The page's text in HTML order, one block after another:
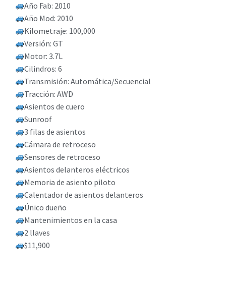
Año Fab: 2010
Año Mod: 2010
Kilometraje: 100,000
Versión: GT
Motor: 3.7L
Cilindros: 6
Transmisión: Automática/Secuencial
Tracción: AWD
Asientos de cuero
Sunroof
3 filas de asientos
Cámara de retroceso
Sensores de retroceso
Asientos delanteros eléctricos
Memoria de asiento piloto
Calentador de asientos delanteros
Único dueño
Mantenimientos en la casa
2 llaves
$11,900